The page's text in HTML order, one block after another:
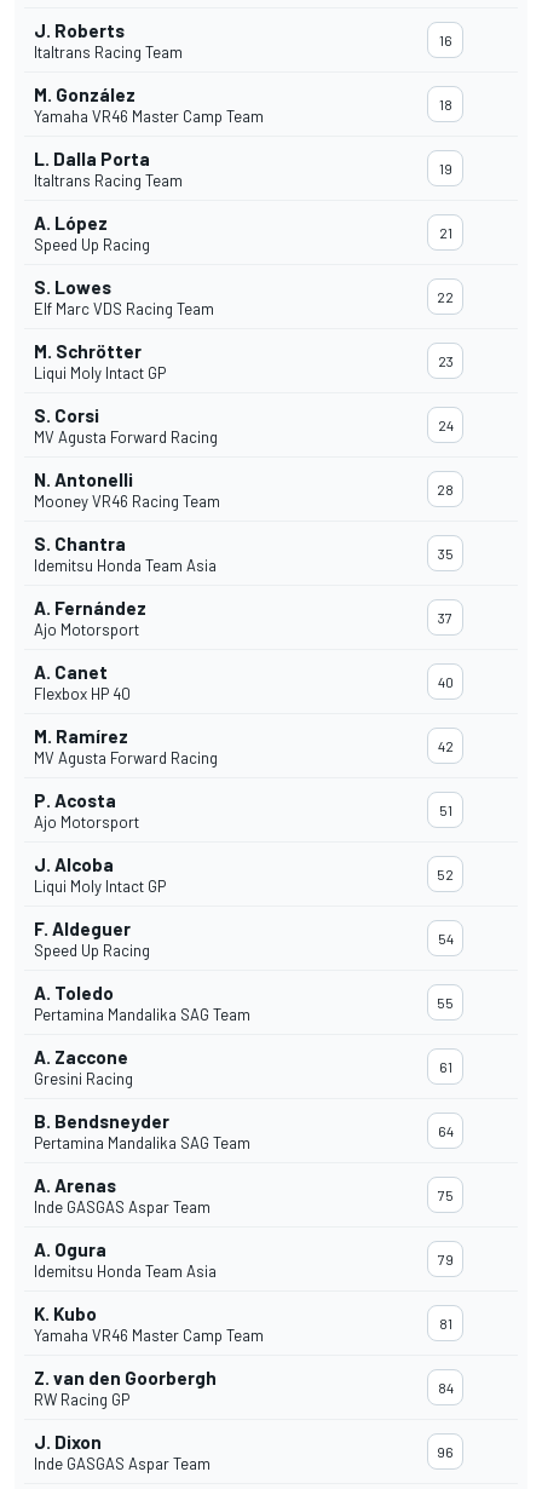
J. Roberts
Italtrans Racing Team
16
M. González
Yamaha VR46 Master Camp Team
18
L. Dalla Porta
Italtrans Racing Team
19
A. López
Speed Up Racing
21
S. Lowes
Elf Marc VDS Racing Team
22
M. Schrötter
Liqui Moly Intact GP
23
S. Corsi
MV Agusta Forward Racing
24
N. Antonelli
Mooney VR46 Racing Team
28
S. Chantra
Idemitsu Honda Team Asia
35
A. Fernández
Ajo Motorsport
37
A. Canet
Flexbox HP 40
40
M. Ramírez
MV Agusta Forward Racing
42
P. Acosta
Ajo Motorsport
51
J. Alcoba
Liqui Moly Intact GP
52
F. Aldeguer
Speed Up Racing
54
A. Toledo
Pertamina Mandalika SAG Team
55
A. Zaccone
Gresini Racing
61
B. Bendsneyder
Pertamina Mandalika SAG Team
64
A. Arenas
Inde GASGAS Aspar Team
75
A. Ogura
Idemitsu Honda Team Asia
79
K. Kubo
Yamaha VR46 Master Camp Team
81
Z. van den Goorbergh
RW Racing GP
84
J. Dixon
Inde GASGAS Aspar Team
96